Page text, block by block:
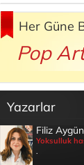
Her Güne
Pop
Yazarlar
Filiz
Yoksulluk
.